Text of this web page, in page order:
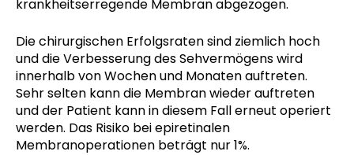
krankheitserregende Membran abgezogen.
Die chirurgischen Erfolgsraten sind ziemlich hoch
und die Verbesserung des Sehvermögens wird
innerhalb von Wochen und Monaten auftreten.
Sehr selten kann die Membran wieder auftreten
und der Patient kann in diesem Fall erneut operiert
werden. Das Risiko bei epiretinalen
Membranoperationen beträgt nur 1%.